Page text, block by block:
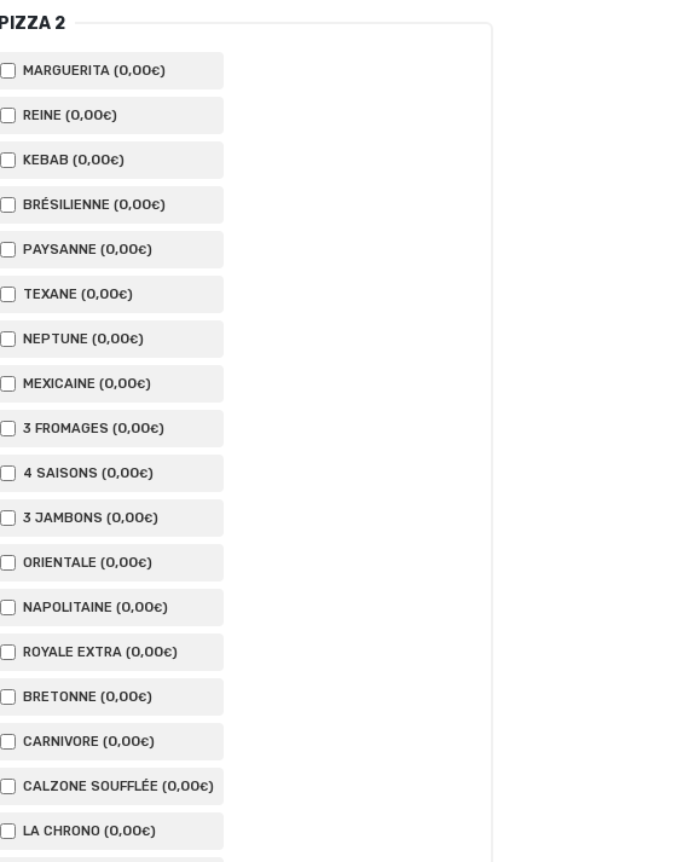
PIZZA 2
MARGUERITA (0,00€)
REINE (0,00€)
KEBAB (0,00€)
BRÉSILIENNE (0,00€)
PAYSANNE (0,00€)
TEXANE (0,00€)
NEPTUNE (0,00€)
MEXICAINE (0,00€)
3 FROMAGES (0,00€)
4 SAISONS (0,00€)
3 JAMBONS (0,00€)
ORIENTALE (0,00€)
NAPOLITAINE (0,00€)
ROYALE EXTRA (0,00€)
BRETONNE (0,00€)
CARNIVORE (0,00€)
CALZONE SOUFFLÉE (0,00€)
LA CHRONO (0,00€)